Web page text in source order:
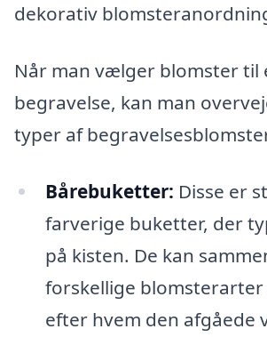
dekorativ
Når man vælger blomster til
begravelse, kan man
typer af
Bårebuketter: Disse er
farverige buketter, der
på kisten. De kan
forskellige blomsterarter
efter hvem den afgåede